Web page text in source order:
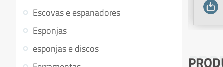
Escovas e espanadores
Esponjas
esponjas e discos